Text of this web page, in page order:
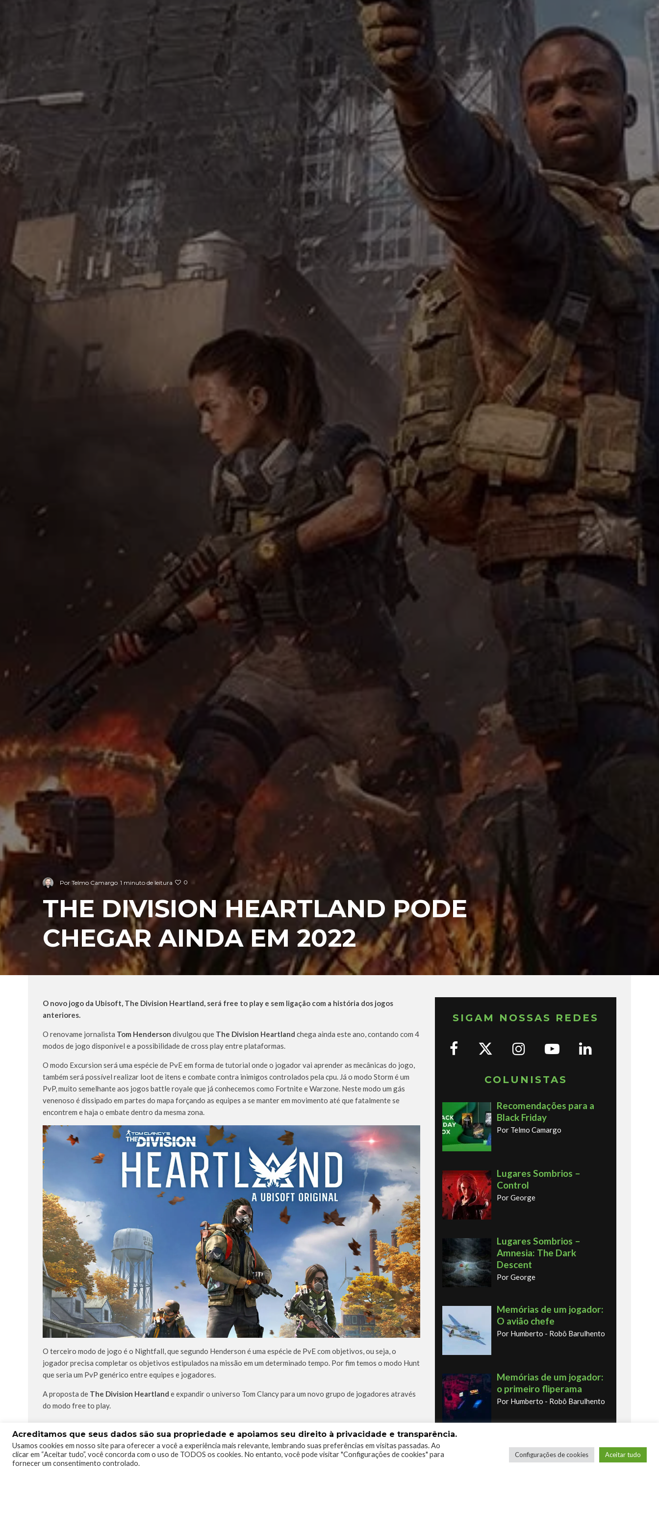
Por Telmo Camargo 1 minuto de leitura 0
THE DIVISION HEARTLAND PODE
CHEGAR AINDA EM 2022
O novo jogo da Ubisoft, The Division Heartland, será free to play e sem ligação com a história dos jogos
anteriores.
O renovame jornalista Tom Henderson divulgou que The Division Heartland chega ainda este ano, contando com 4
modos de jogo disponível e a possibilidade de cross play entre plataformas.
O modo Excursion será uma espécie de PvE em forma de tutorial onde o jogador vai aprender as mecânicas do jogo,
também será possível realizar loot de itens e combate contra inimigos controlados pela cpu. Já o modo Storm é um
PvP, muito semelhante aos jogos battle royale que já conhecemos como Fortnite e Warzone. Neste modo um gás
venenoso é dissipado em partes do mapa forçando as equipes a se manter em movimento até que fatalmente se
encontrem e haja o embate dentro da mesma zona.
O terceiro modo de jogo é o Nightfall, que segundo Henderson é uma espécie de PvE com objetivos, ou seja, o
jogador precisa completar os objetivos estipulados na missão em um determinado tempo. Por fim temos o modo Hunt
que seria um PvP genérico entre equipes e jogadores.
A proposta de The Division Heartland e expandir o universo Tom Clancy para um novo grupo de jogadores através
do modo free to play.
TAGS FREETOPLAY HEARTLAND UBISOFT
SIGAM NOSSAS REDES
COLUNISTAS
Recomendações para a
Black Friday
Por Telmo Camargo
Lugares Sombrios –
Control
Por George
Lugares Sombrios –
Amnesia: The Dark
Descent
Por George
Memórias de um jogador:
O avião chefe
Por Humberto - Robô Barulhento
Memórias de um jogador:
o primeiro fliperama
Por Humberto - Robô Barulhento
Os novos Retrôs – Xbox
360 & Ps3
Acreditamos que seus dados são sua propriedade e apoiamos seu direito à privacidade e transparência.
Usamos cookies em nosso site para oferecer a você a experiência mais relevante, lembrando suas preferências em visitas passadas. Ao
clicar em “Aceitar tudo”, você concorda com o uso de TODOS os cookies. No entanto, você pode visitar "Configurações de cookies" para
fornecer um consentimento controlado.
Configurações de cookies Aceitar tudo